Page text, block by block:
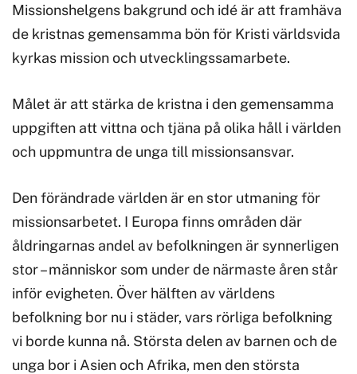
Missionshelgens bakgrund och idé är att framhäva
de kristnas gemensamma bön för Kristi världsvida
kyrkas mission och utvecklingssamarbete.
Målet är att stärka de kristna i den gemensamma
uppgiften att vittna och tjäna på olika håll i världen
och uppmuntra de unga till missionsansvar.
Den förändrade världen är en stor utmaning för
missionsarbetet. I Europa finns områden där
åldringarnas andel av befolkningen är synnerligen
stor – människor som under de närmaste åren står
inför evigheten. Över hälften av världens
befolkning bor nu i städer, vars rörliga befolkning
vi borde kunna nå. Största delen av barnen och de
unga bor i Asien och Afrika, men den största